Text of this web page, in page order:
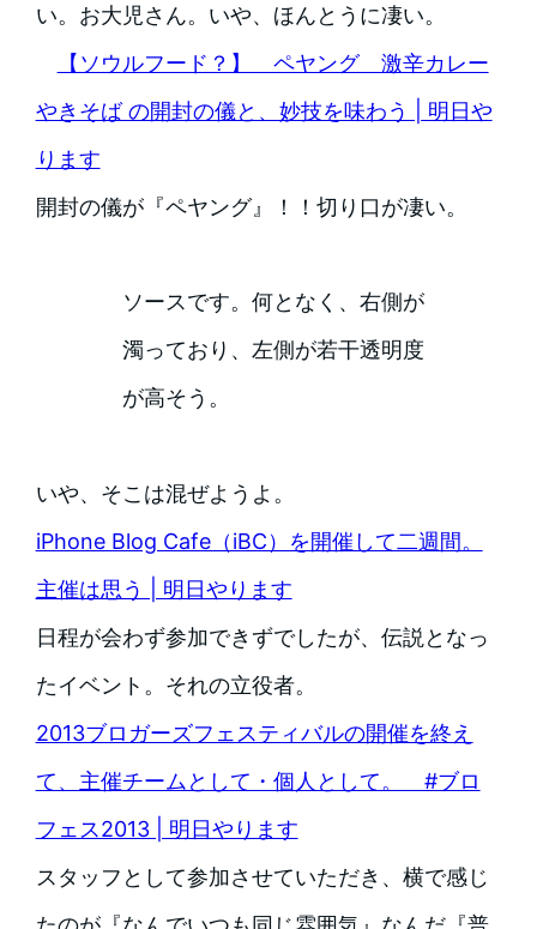
い。お大児さん。いや、ほんとうに凄い。
【ソウルフード？】 ペヤング 激辛カレー
やきそば の開封の儀と、妙技を味わう | 明日や
ります
開封の儀が『ペヤング』！！切り口が凄い。
ソースです。何となく、右側が
濁っており、左側が若干透明度
が高そう。
いや、そこは混ぜようよ。
iPhone Blog Cafe（iBC）を開催して二週間。
主催は思う | 明日やります
日程が会わず参加できずでしたが、伝説となっ
たイベント。それの立役者。
2013ブロガーズフェスティバルの開催を終え
て、主催チームとして・個人として。 #ブロ
フェス2013 | 明日やります
スタッフとして参加させていただき、横で感じ